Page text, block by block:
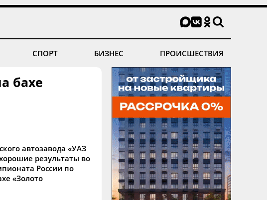
СПОРТ БИЗНЕС ПРОИСШЕСТВИЯ
бахе
автозавода «УАЗ
результаты во
России по
«Золото